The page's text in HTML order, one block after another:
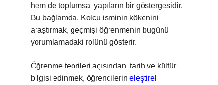
hem de toplumsal yapıların bir göstergesidir.
Bu bağlamda, Kolcu isminin kökenini
araştırmak, geçmişi öğrenmenin bugünü
yorumlamadaki rolünü gösterir.
Öğrenme teorileri açısından, tarih ve kültür
bilgisi edinmek, öğrencilerin eleştirel